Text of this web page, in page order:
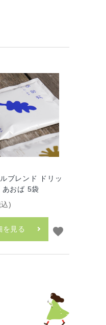
ブレンド ドリッ
あおば 5袋
)
を見る favorite